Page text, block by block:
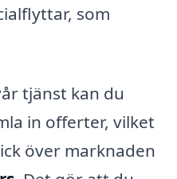
som
tjänst kan du
in offerter, vilket
över marknaden